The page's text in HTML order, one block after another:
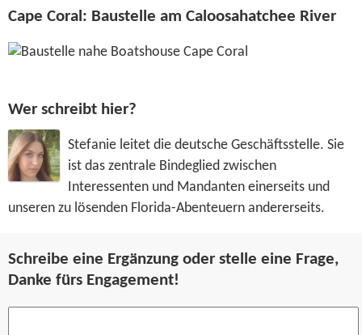
Cape Coral: Baustelle am Caloosahatchee River
Wer schreibt hier?
Stefanie leitet die deutsche Geschäftsstelle. Sie
ist das zentrale Bindeglied zwischen
Interessenten und Mandanten einerseits und
unseren zu lösenden Florida-Abenteuern andererseits.
Schreibe eine Ergänzung oder stelle eine Frage,
Danke fürs Engagement!